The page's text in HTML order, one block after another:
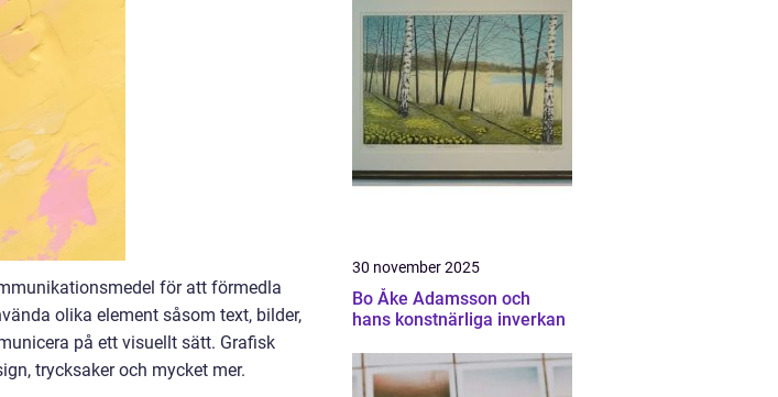
för att förmedla
olika element såsom text, bilder,
på ett visuellt sätt. Grafisk
trycksaker och mycket mer.
30 november 2025
Bo Åke Adamsson och
hans konstnärliga inverkan